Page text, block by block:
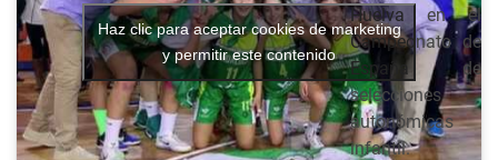
Huelva en el
Campeonato de
España de
selecciones
autonómicas
infantil.
Haz clic para aceptar cookies de marketing
y permitir este contenido